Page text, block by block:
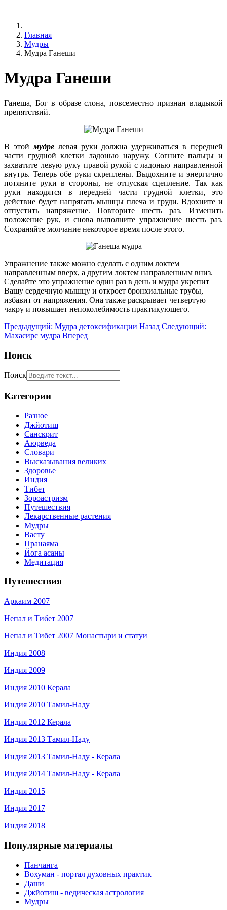
Главная
Мудры
Мудра Ганеши
Мудра Ганеши
Ганеша, Бог в образе слона, повсеместно признан владыкой
препятствий.
В этоймудрелевая руки должна удерживаться в передней
части грудной клетки ладонью наружу. Согните пальцы и
захватите левую руку правой рукой с ладонью направленной
внутрь. Теперь обе руки скреплены. Выдохните и энергично
потяните руки в стороны, не отпуская сцепление. Так как
руки находятся в передней части грудной клетки, это
действие будет напрягать мышцы плеча и груди. Вдохните и
отпустить напряжение. Повторите шесть раз. Изменить
положение рук, и снова выполните упражнение шесть раз.
Сохраняйте молчание некоторое время после этого.
Упражнение также можно сделать с одним локтем
направленным вверх, а другим локтем направленным вниз.
Сделайте это упражнение один раз в день и мудра укрепит
Вашу сердечную мышцу и откроет бронхиальные трубы,
избавит от напряжения. Она также раскрывает четвертую
чакру и повышает непоколебимость практикующего.
Предыдущий: Мудра детоксификации Назад Следующий:
Махасирс мудра Вперед
Поиск
Поиск
Категории
Разное
Джйотиш
Санскрит
Аюрведа
Словари
Высказывания великих
Здоровье
Индия
Тибет
Зороастризм
Путешествия
Лекарственные растения
Мудры
Васту
Пранаяма
Йога асаны
Медитация
Путешествия
Аркаим 2007
Непал и Тибет 2007
Непал и Тибет 2007 Монастыри и статуи
Индия 2008
Индия 2009
Индия 2010 Керала
Индия 2010 Тамил-Наду
Индия 2012 Керала
Индия 2013 Тамил-Наду
Индия 2013 Тамил-Наду - Керала
Индия 2014 Тамил-Наду - Керала
Индия 2015
Индия 2017
Индия 2018
Популярные материалы
Панчанга
Вохуман - портал духовных практик
Даши
Джйотиш - ведическая астрология
Мудры